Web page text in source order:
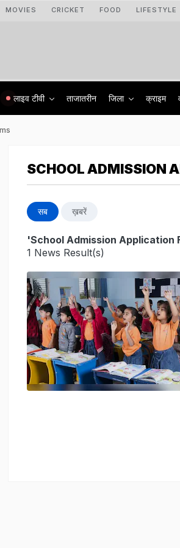
MOVIES CRICKET FOOD LIFESTYLE
लाइव टीवी ताजातरीन जिला क्राइम
SCHOOL ADMISSION
सब ख़बरें
'School Admission Application
1 News Result(s)